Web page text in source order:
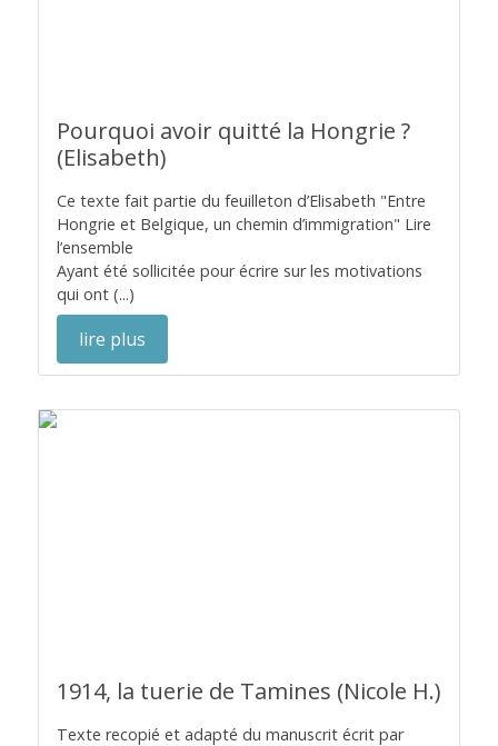
Pourquoi avoir quitté la Hongrie ?
(Elisabeth)
Ce texte fait partie du feuilleton d’Elisabeth "Entre
Hongrie et Belgique, un chemin d’immigration" Lire
l’ensemble
Ayant été sollicitée pour écrire sur les motivations
qui ont (...)
lire plus
1914, la tuerie de Tamines (Nicole H.)
Texte recopié et adapté du manuscrit écrit par